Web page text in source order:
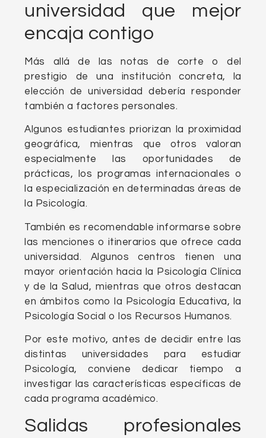
universidad que mejor
encaja contigo
Más allá de las notas de corte o del
prestigio de una institución concreta, la
elección de universidad debería responder
también a factores personales.
Algunos estudiantes priorizan la proximidad
geográfica, mientras que otros valoran
especialmente las oportunidades de
prácticas, los programas internacionales o
la especialización en determinadas áreas de
la Psicología.
También es recomendable informarse sobre
las menciones o itinerarios que ofrece cada
universidad. Algunos centros tienen una
mayor orientación hacia la Psicología Clínica
y de la Salud, mientras que otros destacan
en ámbitos como la Psicología Educativa, la
Psicología Social o los Recursos Humanos.
Por este motivo, antes de decidir entre las
distintas universidades para estudiar
Psicología, conviene dedicar tiempo a
investigar las características específicas de
cada programa académico.
Salidas profesionales